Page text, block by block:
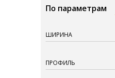
По параметрам
ШИРИНА
ПРОФИЛЬ